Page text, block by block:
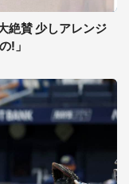
絶賛 少しアレンジ
!」